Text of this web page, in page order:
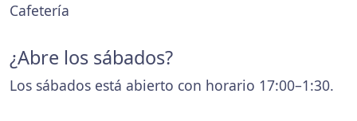
Cafetería
¿Abre los sábados?
Los sábados está abierto con horario 17:00–1:30.